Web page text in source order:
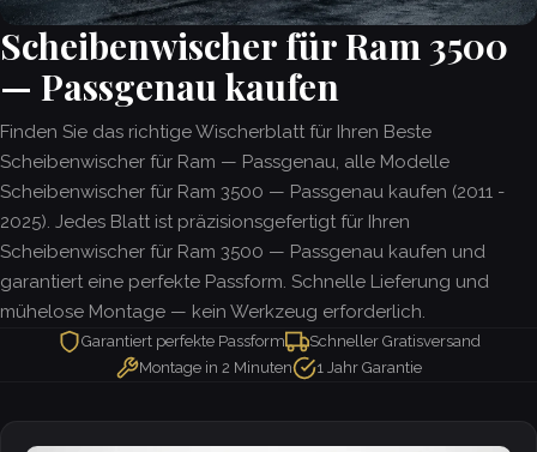
Scheibenwischer für Ram 3500
— Passgenau kaufen
Finden Sie das richtige Wischerblatt für Ihren Beste
Scheibenwischer für Ram — Passgenau, alle Modelle
Scheibenwischer für Ram 3500 — Passgenau kaufen (2011 -
2025). Jedes Blatt ist präzisionsgefertigt für Ihren
Scheibenwischer für Ram 3500 — Passgenau kaufen und
garantiert eine perfekte Passform. Schnelle Lieferung und
mühelose Montage — kein Werkzeug erforderlich.
Garantiert perfekte Passform
Schneller Gratisversand
Montage in 2 Minuten
1 Jahr Garantie